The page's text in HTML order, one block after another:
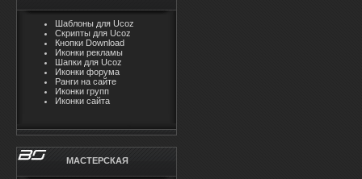
Шаблоны для Ucoz
Скрипты для Ucoz
Кнопки Download
Иконки рекламы
Шапки для Ucoz
Иконки форума
Ранги на сайте
Иконки групп
Иконки сайта
МАСТЕРСКАЯ